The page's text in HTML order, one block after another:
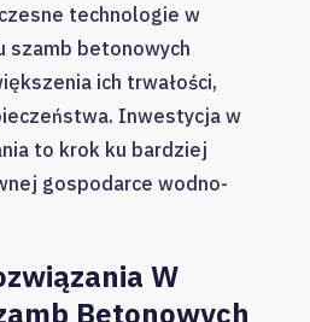
technologie w
szamb betonowych
ich trwałości,
Inwestycja w
to krok ku bardziej
gospodarce wodno-
W
Betonowych